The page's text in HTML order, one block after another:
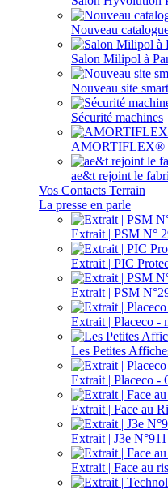
Nouveau
Salon Milipol à
Nouveau site
Sécurité machines
AMORTIFLEX® :
ae&t rejoint le
Vos Contacts Terrain
La presse en parle
Extrait | PSM N°
Extrait | PIC
Extrait | PSM
Extrait | Placeco -
Les Petites
Extrait | Placeco -
Extrait | Face au
Extrait | J3e
Extrait | Face au